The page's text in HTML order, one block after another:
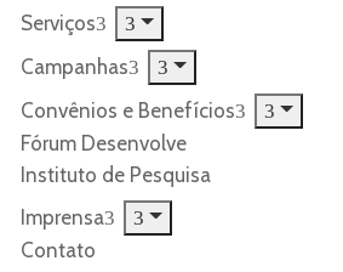
Serviços
Campanhas
Convênios e Benefícios
Fórum Desenvolve
Instituto de Pesquisa
Imprensa
Contato